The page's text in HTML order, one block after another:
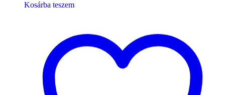
Kosárba teszem